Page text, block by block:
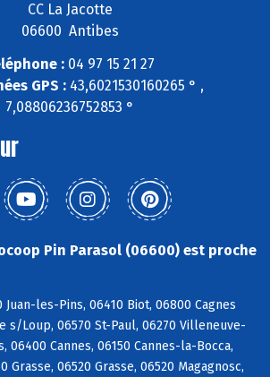
CC La Jacotte
06600 Antibes
: 04 97 15 21 27
GPS : 43,6021530160265 ° ,
7,08806236752853 °
Pin Parasol (06600) est proche
les-Pins, 06410 Biot, 06800 Cagnes
s/Loup, 06570 St-Paul, 06270 Villeneuve-
06400 Cannes, 06150 Cannes-la-Bocca,
Grasse, 06520 Grasse, 06520 Magagnosc,